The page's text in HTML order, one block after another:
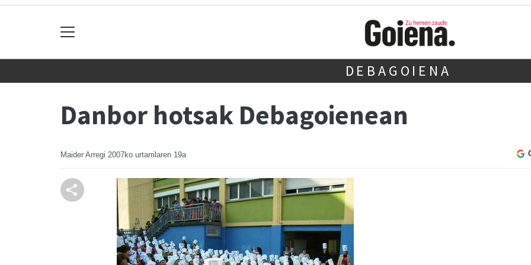
DEBAGOIENA
Danbor hotsak Debagoienean
Maider Arregi 2007ko urtarrilaren 19a